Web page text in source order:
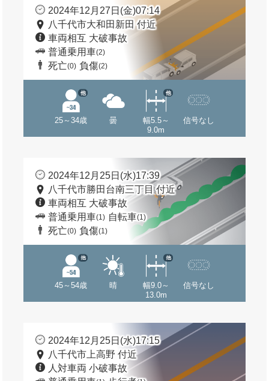
2024年12月27日(金)07:14
八千代市大和田新田 付近
車両相互 大破事故
普通乗用車(2)
死亡(0) 負傷(2)
25～34歳
他
曇
幅5.5～
9.0m
他
信号なし
2024年12月25日(水)17:39
八千代市勝田台南三丁目 付近
車両相互 大破事故
普通乗用車(1) 自転車(1)
死亡(0) 負傷(1)
45～54歳
他
晴
幅9.0～
13.0m
他
信号なし
2024年12月25日(水)17:15
八千代市上高野 付近
人対車両 小破事故